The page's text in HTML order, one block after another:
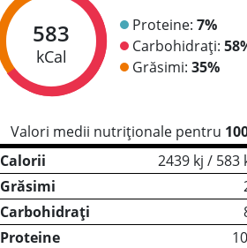
583
kCal
Proteine: 7%
Carbohidrați:
Grăsimi: 35%
Valori medii nutriționale pentru
Calorii
2439 kj / 583
Grăsimi
Carbohidrați
Proteine